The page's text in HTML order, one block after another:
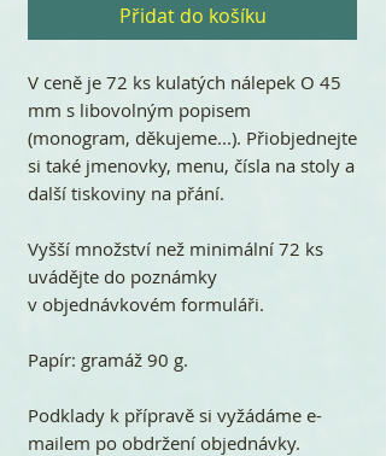
Přidat do košíku
V ceně je 72 ks kulatých nálepek O 45
mm s libovolným popisem
(monogram, děkujeme...). Přiobjednejte
si také jmenovky, menu, čísla na stoly a
další tiskoviny na přání.
Vyšší množství než minimální 72 ks
uvádějte do poznámky
v objednávkovém formuláři.
Papír: gramáž 90 g.
Podklady k přípravě si vyžádáme e-
mailem po obdržení objednávky.